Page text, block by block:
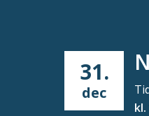
31.
dec
kl.